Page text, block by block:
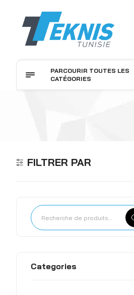
PARCOURIR TOUTES LES
CATÉGORIES
FILTRER PAR
Categories